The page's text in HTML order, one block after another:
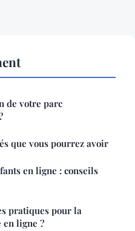
de votre parc
que vous pourrez avoir
en ligne : conseils
pratiques pour la
ligne ?